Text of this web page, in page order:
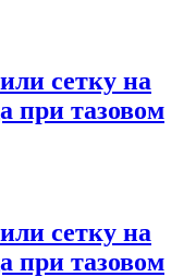
сетку на
при тазовом
сетку на
при тазовом